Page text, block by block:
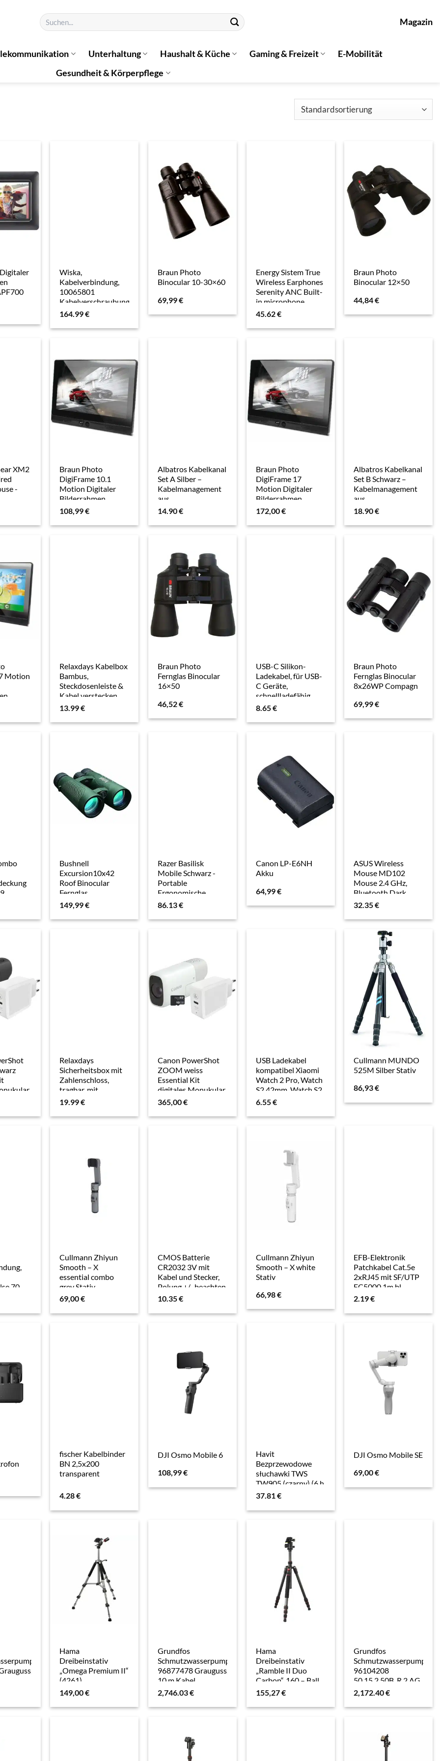
Suchen
nach:
Magazin
Unterhaltung Haushalt & Küche Gaming & Freizeit
E-Mobilität
Gesundheit & Körperpflege
Wiska,
Kabelverbindung,
10065801
Kabelverschraubung
M16 Messing
164.99€
Braun Photo
Binocular 10-30×60
69,99€
Energy Sistem True
Wireless Earphones
Serenity ANC Built-
in microphone
Bluetooth Lavender
Kabellos),
45.62€
Braun Photo
Binocular 12×50
44,84€
XM2
-
Braun Photo
DigiFrame 10.1
Motion Digitaler
Bilderrahmen
108,99€
Albatros Kabelkanal
Set A Silber –
Kabelmanagement
aus
pulverbeschichtetem
Schreibtische
14.90€
Braun Photo
DigiFrame 17
Motion Digitaler
Bilderrahmen
172,00€
Albatros Kabelkanal
Set B Schwarz –
Kabelmanagement
aus
pulverbeschichtetem
Schreibtische
18.90€
Motion
Relaxdays Kabelbox
Bambus,
Steckdosenleiste &
Kabel verstecken,
Kabelmanagement
16,5x25,5x14cm,
13.99€
Braun Photo
Fernglas Binocular
16×50
46,52€
USB-C Silikon-
Ladekabel, für USB-
C Geräte,
schnellladefähig,
Knickschutz, Länge
8.65€
Braun Photo
Fernglas Binocular
8x26WP Compagn
69,99€
Bushnell
Excursion10x42
Roof Binocular
Fernglas
149,99€
Razer Basilisk
Mobile Schwarz -
Portable
Ergonomische
Gaming Maus
Kabellos), Maus,
86.13€
Canon LP-E6NH
Akku
64,99€
ASUS Wireless
Mouse MD102
Mouse 2.4 GHz,
Bluetooth Dark
Gray (Kabellos),
32.35€
Relaxdays
Sicherheitsbox mit
Zahlenschloss,
tragbar, mit
Sicherungskabel,
HxBxT: 5,5x17x25
19.99€
Canon PowerShot
ZOOM weiss
Essential Kit
digitales Monukular
365,00€
USB Ladekabel
kompatibel Xiaomi
Watch 2 Pro, Watch
S2 42mm, Watch S2
46mm, Watch S3,
6.55€
Cullmann MUNDO
525M Silber Stativ
86,93€
70
Zinn
Cullmann Zhiyun
Smooth – X
essential combo
grey Stativ
69,00€
CMOS Batterie
CR2032 3V mit
Kabel und Stecker,
Polung +/- beachten
10.35€
Cullmann Zhiyun
Smooth – X white
Stativ
66,98€
EFB-Elektronik
Patchkabel Cat.5e
2xRJ45 mit SF/UTP
EC5000 1m bl
2.19€
fischer Kabelbinder
BN 2,5x200
transparent
4.28€
DJI Osmo Mobile 6
108,99€
Havit
Bezprzewodowe
słuchawki TWS
TW905 (czarny) (6 h,
Kabellos),
37.81€
DJI Osmo Mobile SE
69,00€
Hama
Dreibeinstativ
„Omega Premium II“
(4261)
149,00€
Grundfos
Schmutzwasserpumpe
96877478 Grauguss,
10 m Kabel,
DP10.50.09.E.2.50B, R
2,746.03€
Hama
Dreibeinstativ
„Ramble II Duo
Carbon“, 160 – Ball,
mit Smartphone-
(00004486)
155,27€
Grundfos
Schmutzwasserpumpe
96104208
50.15.2.50B, R 2 AG,
Grauguss, 10 m Kabel
2,172.40€